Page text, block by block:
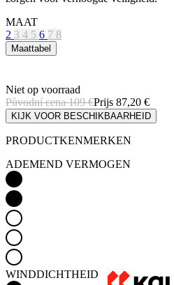
Niet op voorraad
Původní cena
KIJK VOOR BESCHIKBAARHEID
ADEMEND VERMOGEN
WINDDICHTHEID